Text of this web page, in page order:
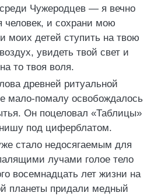
Чужеродцев — я вечно
человек, и сохрани мою
моих детей ступить на твою
увидеть твой свет и
то твоя воля.
древней ритуальной
мало-помалу освобождалось
Он поцеловал «Таблицы»
под циферблатом.
стало недосягаемым для
лучами голое тело
восемнадцать лет жизни на
планеты придали медный